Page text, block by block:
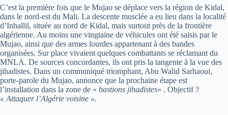
C’est la première fois que le Mujao se déplace vers la région de Kidal,
dans le nord-est du Mali. La descente musclée a eu lieu dans la localité
d’Inhallil, située au nord de Kidal, mais surtout près de la frontière
algérienne. Au moins une vingtaine de véhicules ont été saisis par le
Mujao, ainsi que des armes lourdes appartenant à des bandes
organisées. Sur place vivaient quelques combattants se réclamant du
MNLA. De sources concordantes, ils ont pris la tangente à la vue des
jihadistes. Dans un communiqué triomphant, Abu Walid Sarhaoui,
porte-parole du Mujao, annonce que la prochaine étape est
l’installation dans la zone de « bastions jihadistes« . Objectif ?
« Attaquer l’Algérie voisine ».